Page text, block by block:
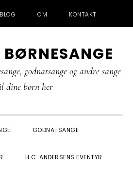
BLOG OM KONTAKT
godnatsange og andre sange
dine børn her
GODNATSANGE
H.C. ANDERSENS EVENTYR